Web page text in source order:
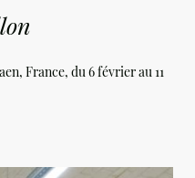
France, du 6 février au 11